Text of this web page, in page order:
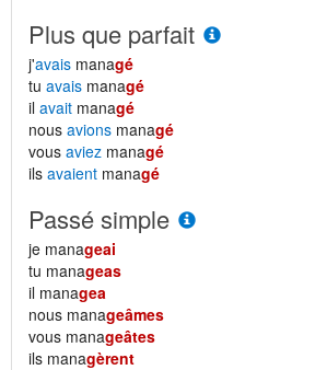
Plus que parfait
j'avais managé
tu avais managé
il avait managé
nous avions managé
vous aviez managé
ils avaient managé
Passé simple
je manageai
tu manageas
il managea
nous manageâmes
vous manageâtes
ils managèrent